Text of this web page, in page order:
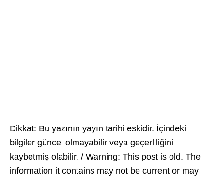
Dikkat: Bu yazının yayın tarihi eskidir. İçindeki
bilgiler güncel olmayabilir veya geçerliliğini
kaybetmiş olabilir. / Warning: This post is old. The
information it contains may not be current or may